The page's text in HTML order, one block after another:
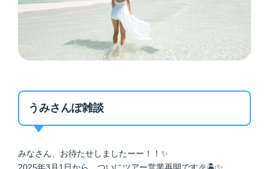
うみさんぽ雑談
みなさん、お待たせしましたーー！！✨
2025年3月1日から、ついにツアー営業再開です🎉🏝✨